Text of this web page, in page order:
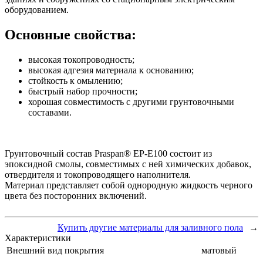
оборудованием.
Основные свойства:
высокая токопроводность;
высокая адгезия материала к основанию;
стойкость к омылению;
быстрый набор прочности;
хорошая совместимость с другими грунтовочными
составами.
Грунтовочный состав Praspan® EP-E100 состоит из
эпоксидной смолы, совместимых с ней химических добавок,
отвердителя и токопроводящего наполнителя.
Материал представляет собой однородную жидкость черного
цвета без посторонних включений.
Купить другие материалы для заливного пола
→
Характеристики
Внешний вид покрытия
матовый